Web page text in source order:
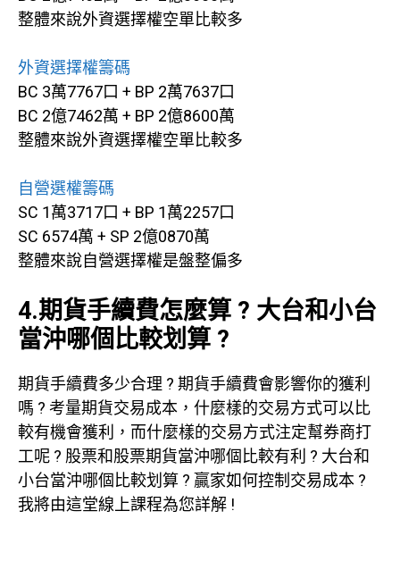
整體來說外資選擇權空單比較多
外資選擇權籌碼
BC 3萬7767口 + BP 2萬7637口
BC 2億7462萬 + BP 2億8600萬
整體來說外資選擇權空單比較多
自營選權籌碼
SC 1萬3717口 + BP 1萬2257口
SC 6574萬 + SP 2億0870萬
整體來說自營選擇權是盤整偏多
4.期貨手續費怎麼算 ? 大台和小台
當沖哪個比較划算 ?
期貨手續費多少合理 ? 期貨手續費會影響你的獲利
嗎 ? 考量期貨交易成本，什麼樣的交易方式可以比
較有機會獲利，而什麼樣的交易方式注定幫券商打
工呢 ? 股票和股票期貨當沖哪個比較有利 ? 大台和
小台當沖哪個比較划算 ? 贏家如何控制交易成本 ?
我將由這堂線上課程為您詳解 !